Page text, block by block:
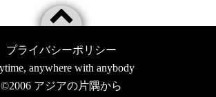
プライバシーポリシー
anywhere with anybody
©2006 アジアの片隅から